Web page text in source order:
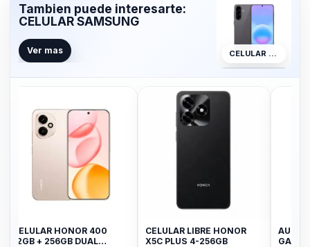
Tambien puede interesarte:
CELULAR SAMSUNG
Ver mas CELULAR SAMSUNG
HONOR 400
256GB DUAL
CELULAR LIBRE HONOR
X5C PLUS 4-256GB
AURICULAR
GALAXY BUDS